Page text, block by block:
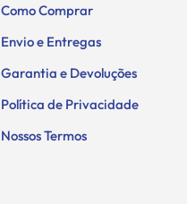
Como Comprar
Envio e Entregas
Garantia e Devoluções
Política de Privacidade
Nossos Termos